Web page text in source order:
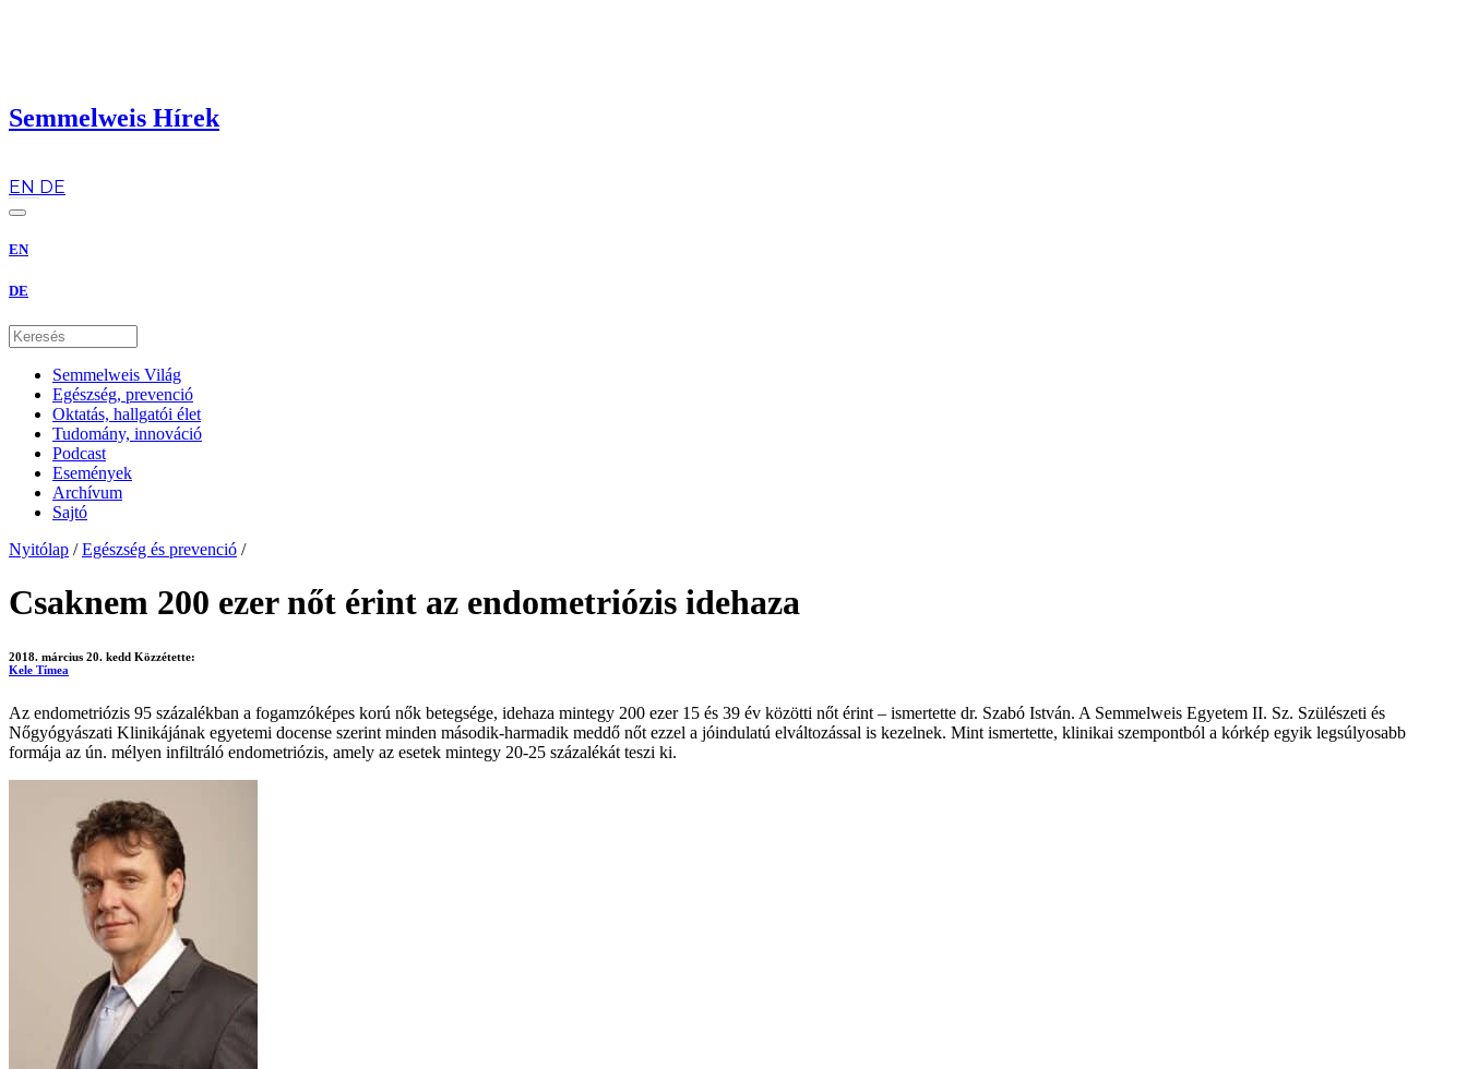
Semmelweis Hírek
EN DE
EN
DE
Semmelweis Világ
Egészség, prevenció
Oktatás, hallgatói élet
Tudomány, innováció
Podcast
Események
Archívum
Sajtó
Nyitólap / Egészség és prevenció /
Csaknem 200 ezer nőt érint az endometriózis idehaza
2018. március 20. kedd Közzétette:
Kele Tímea
Az endometriózis 95 százalékban a fogamzóképes korú nők betegsége, idehaza mintegy 200 ezer 15 és 39 év közötti nőt érint – ismertette dr. Szabó István. A Semmelweis Egyetem II. Sz. Szülészeti és
Nőgyógyászati Klinikájának egyetemi docense szerint minden második-harmadik meddő nőt ezzel a jóindulatú elváltozással is kezelnek. Mint ismertette, klinikai szempontból a kórkép egyik legsúlyosabb
formája az ún. mélyen infiltráló endometriózis, amely az esetek mintegy 20-25 százalékát teszi ki.